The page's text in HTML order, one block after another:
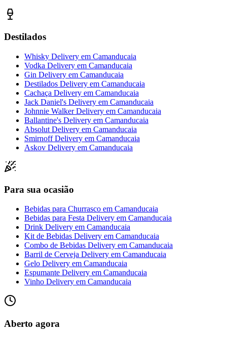
Destilados
Whisky Delivery em Camanducaia
Vodka Delivery em Camanducaia
Gin Delivery em Camanducaia
Destilados Delivery em Camanducaia
Cachaça Delivery em Camanducaia
Jack Daniel's Delivery em Camanducaia
Johnnie Walker Delivery em Camanducaia
Ballantine's Delivery em Camanducaia
Absolut Delivery em Camanducaia
Smirnoff Delivery em Camanducaia
Askov Delivery em Camanducaia
Para sua ocasião
Bebidas para Churrasco em Camanducaia
Bebidas para Festa Delivery em Camanducaia
Drink Delivery em Camanducaia
Kit de Bebidas Delivery em Camanducaia
Combo de Bebidas Delivery em Camanducaia
Barril de Cerveja Delivery em Camanducaia
Gelo Delivery em Camanducaia
Espumante Delivery em Camanducaia
Vinho Delivery em Camanducaia
Aberto agora